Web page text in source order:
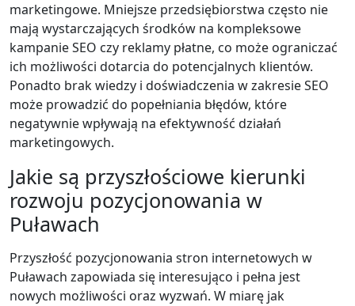
marketingowe. Mniejsze przedsiębiorstwa często nie
mają wystarczających środków na kompleksowe
kampanie SEO czy reklamy płatne, co może ograniczać
ich możliwości dotarcia do potencjalnych klientów.
Ponadto brak wiedzy i doświadczenia w zakresie SEO
może prowadzić do popełniania błędów, które
negatywnie wpływają na efektywność działań
marketingowych.
Jakie są przyszłościowe kierunki
rozwoju pozycjonowania w
Puławach
Przyszłość pozycjonowania stron internetowych w
Puławach zapowiada się interesująco i pełna jest
nowych możliwości oraz wyzwań. W miarę jak